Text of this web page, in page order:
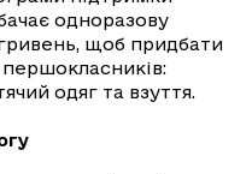
одноразову
щоб придбати
одяг та взуття.